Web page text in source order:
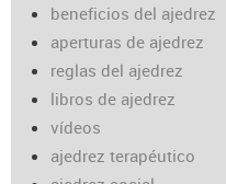
beneficios del ajedrez
aperturas de ajedrez
reglas del ajedrez
libros de ajedrez
vídeos
ajedrez terapéutico